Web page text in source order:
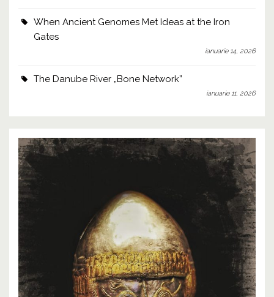
When Ancient Genomes Met Ideas at the Iron
Gates
ianuarie 14, 2026
The Danube River „Bone Network”
ianuarie 11, 2026